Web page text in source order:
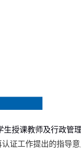
生授课教师及行政管
证工作提出的指导